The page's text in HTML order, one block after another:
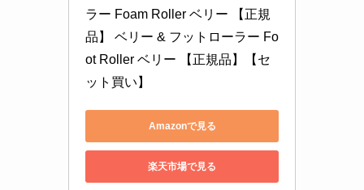
ラー Foam Roller ベリー 【正規
品】 ベリー & フットローラー Fo
ot Roller ベリー 【正規品】【セ
ット買い】
Amazonで見る
楽天市場で見る